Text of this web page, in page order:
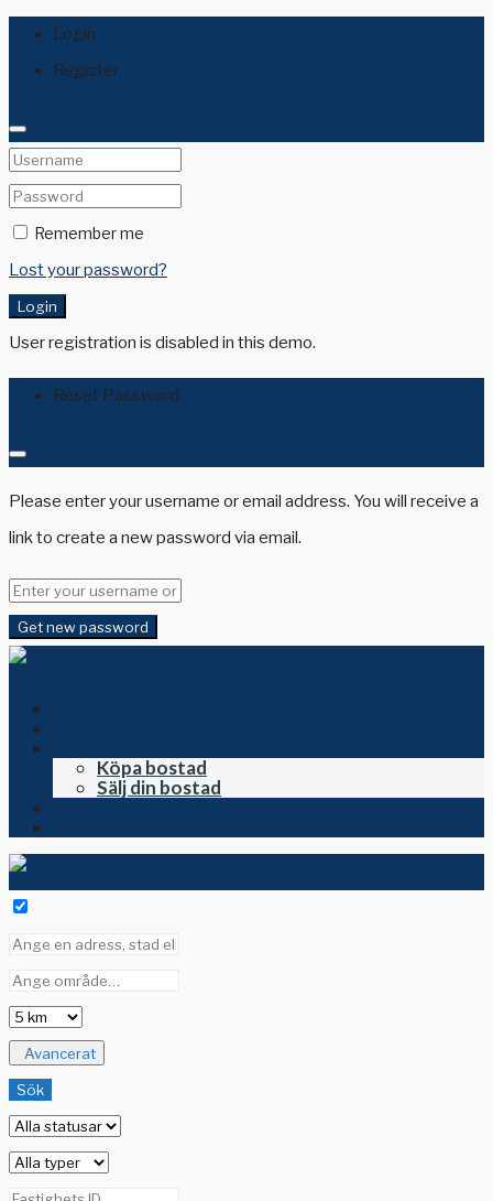
Login
Register
Remember me
Lost your password?
Login
User registration is disabled in this demo.
Reset Password
Please enter your username or email address. You will receive a
link to create a new password via email.
Get new password
Köpa bostad
Sälj din bostad
Avancerat
Sök